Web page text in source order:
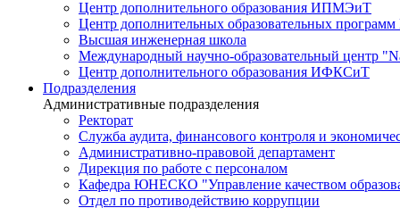
Центр дополнительного образования ИПМЭиТ
Центр дополнительных образовательных
Высшая инженерная школа
Международный научно-образовательный центр
Центр дополнительного образования ИФКСиТ
Подразделения
Административные подразделения
Ректорат
Служба аудита, финансового контроля и
Административно-правовой департамент
Дирекция по работе с персоналом
Кафедра ЮНЕСКО "Управление качеством
Отдел по противодействию коррупции